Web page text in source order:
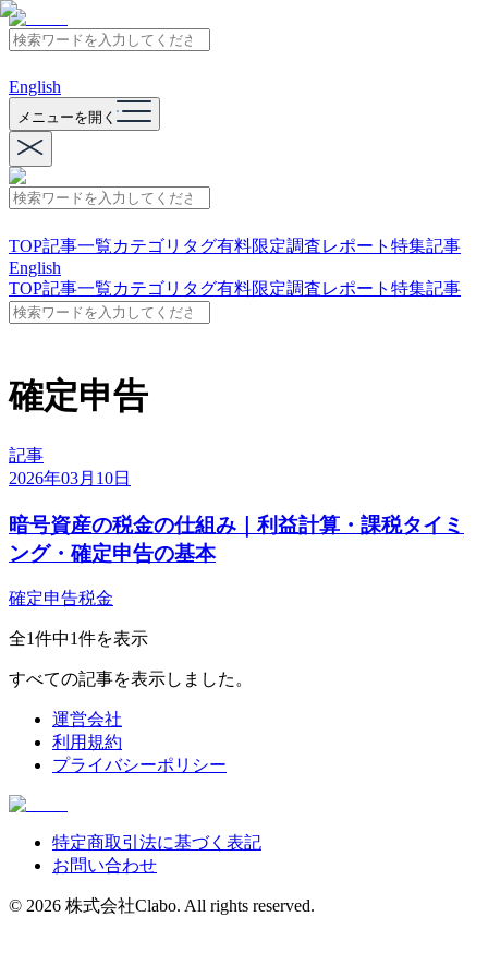
English
メニューを開く
TOP記事一覧カテゴリ タグ有料限定調査レポート 特集記事
English
TOP記事一覧カテゴリ タグ有料限定調査レポート 特集記事
確定申告
記事
2026年03月10日
暗号資産の税金の仕組み｜利益計算・課税タイミ
ング・確定申告の基本
確定申告税金
全1件中1件を表示
すべての記事を表示しました。
運営会社
利用規約
プライバシーポリシー
特定商取引法に基づく表記
お問い合わせ
© 2026 株式会社Clabo. All rights reserved.